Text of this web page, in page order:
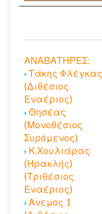
ΑΝΑΒΑΤΗΡΕΣ:
Τάκης Φλέγκας
(Διθέσιος
Εναέριος)
Θησέας
(Μονοθέσιος
Συρόμενος)
Κ.Χουλιάρας
(Ηρακλής)
(Τριθέσιος
Εναέριος)
Ανεμος 1